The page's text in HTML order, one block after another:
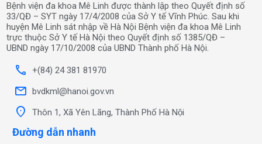
Bệnh viện đa khoa Mê Linh được thành lập theo Quyết định số
33/QĐ – SYT ngày 17/4/2008 của Sở Y tế Vĩnh Phúc. Sau khi
huyện Mê Linh sát nhập về Hà Nội Bệnh viện đa khoa Mê Linh
trực thuộc Sở Y tế Hà Nội theo Quyết định số 1385/QĐ –
UBND ngày 17/10/2008 của UBND Thành phố Hà Nội.
call +(84) 24 381 81970
mail bvdkml@hanoi.gov.vn
location_on Thôn 1, Xã Yên Lãng, Thành Phố Hà Nội
Đường dẫn nhanh